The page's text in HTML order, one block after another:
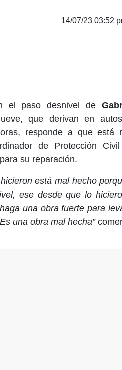
14/07/23 03:52
el paso desnivel de
que derivan en
responde a que está
de Protección
su reparación.
está mal hecho
ese desde que lo
una obra fuerte para
una obra mal hecha”